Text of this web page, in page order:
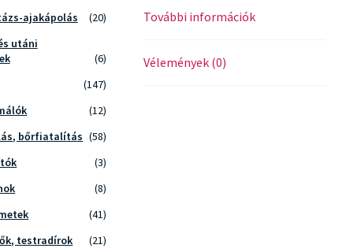
További információk
Vélemények (0)
ajakápolás
(20)
utáni
(6)
(147)
(12)
bőrfiatalítás (58)
(3)
(8)
(41)
testradírok
(21)